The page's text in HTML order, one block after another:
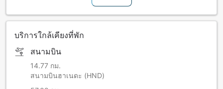
บริการใกล้เคียงที่พัก
สนามบิน
14.77 กม.
สนามบินฮาเนดะ (HND)